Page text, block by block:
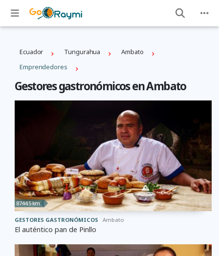
Ecuador Tungurahua
Ambato
Emprendedores
Gestores gastronómicos en Ambato
8744.5 km
GESTORES GASTRONÓMICOS Ambato
El auténtico pan de Pinllo